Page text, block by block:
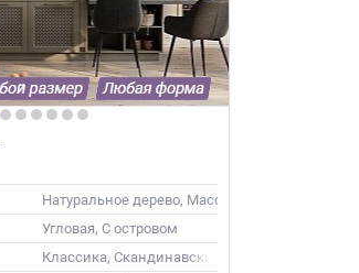
Натуральное дерево, Массив
Угловая, С островом
Классика, Скандинавский, Неоклассика